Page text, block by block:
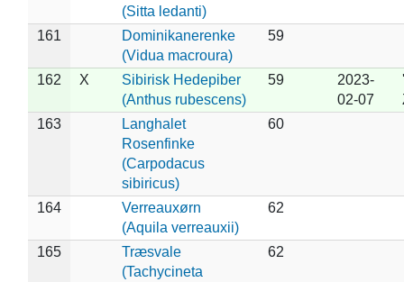
(Sitta ledanti)
161
Dominikanerenke
(Vidua macroura)
59
162 X
Sibirisk Hedepiber
(Anthus rubescens)
59
2023-
02-07
163
Langhalet
Rosenfinke
(Carpodacus
sibiricus)
60
164
Verreauxørn
(Aquila verreauxii)
62
165
Træsvale
(Tachycineta
62